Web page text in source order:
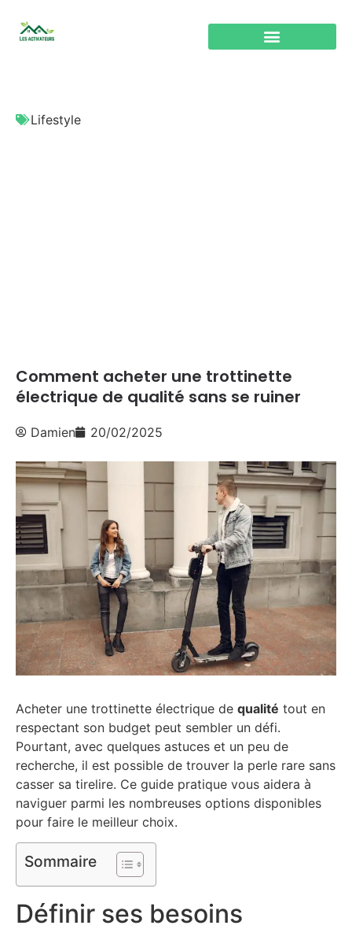
Lifestyle
Comment acheter une trottinette
électrique de qualité sans se ruiner
Damien 20/02/2025
Acheter une trottinette électrique de qualité tout en
respectant son budget peut sembler un défi.
Pourtant, avec quelques astuces et un peu de
recherche, il est possible de trouver la perle rare sans
casser sa tirelire. Ce guide pratique vous aidera à
naviguer parmi les nombreuses options disponibles
pour faire le meilleur choix.
Sommaire
Définir ses besoins